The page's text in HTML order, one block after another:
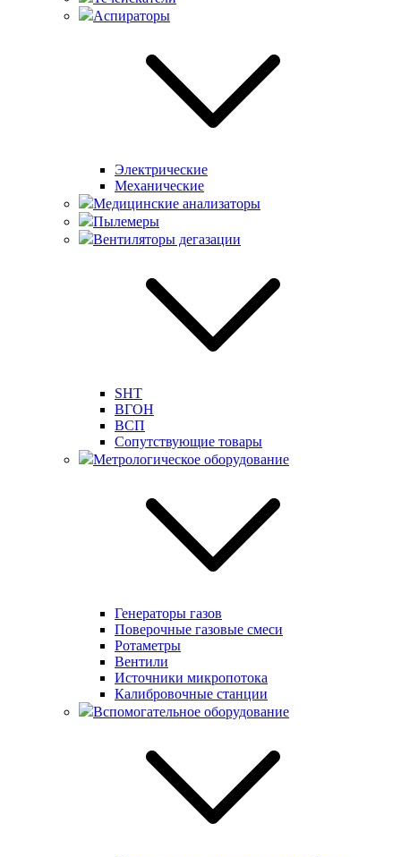
Аспираторы
Электрические
Механические
Медицинские анализаторы
Пылемеры
Вентиляторы дегазации
SHT
ВГОН
ВСП
Сопутствующие товары
Метрологическое оборудование
Генераторы газов
Поверочные газовые смеси
Ротаметры
Вентили
Источники микропотока
Калибровочные станции
Вспомогательное оборудование